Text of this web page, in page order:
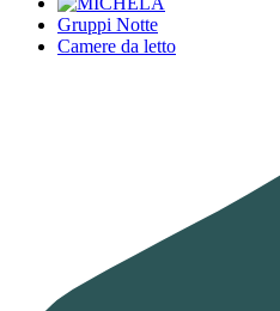
Gruppi Notte
Camere da letto